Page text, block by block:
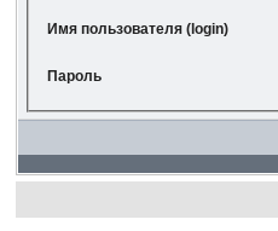
Имя пользователя (login)
Пароль